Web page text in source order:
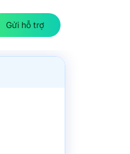
Gửi hỗ trợ